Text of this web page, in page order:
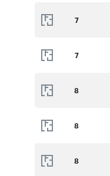
7
7
8
8
8